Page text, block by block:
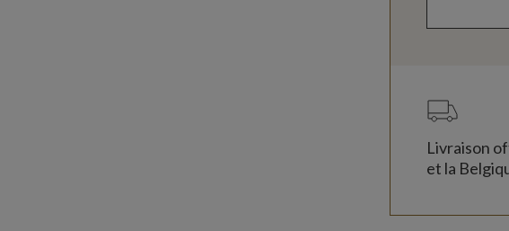
Livraison
et la